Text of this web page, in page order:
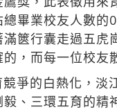
畢業校友人數的
篋行囊走過五虎
，而每一位校友
爭的白熱化，淡
、三環五育的